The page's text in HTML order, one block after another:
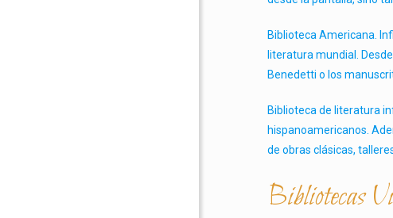
Biblioteca Americana.
literatura mundial.
Benedetti o los
Biblioteca de literatura
hispanoamericanos.
de obras clásicas,
Bibliotecas